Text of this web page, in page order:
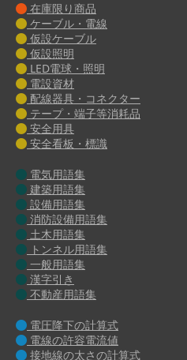
在庫限り商品
ケーブル・電線
仮設ケーブル
仮設照明
LED電球・照明
電設資材
配線器具・コネクター
テープ・端子等消耗品
安全用具
安全看板・標識
電気用語集
建築用語集
設備用語集
消防設備用語集
土木用語集
トンネル用語集
一般用語集
漢字引き
不動産用語集
電圧降下の計算式
電線の許容電流値
接地線の太さの計算式